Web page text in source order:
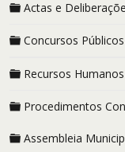
Actas e
Concursos Públicos
Recursos Humanos
Procedimentos
Assembleia